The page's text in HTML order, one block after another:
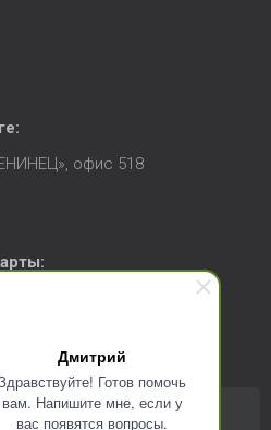
Дмитрий
Готов помочь
вам. Напишите мне, если у
вас появятся вопросы.
:
офис 518
https://ksk24.ruсоздан
для улучшения